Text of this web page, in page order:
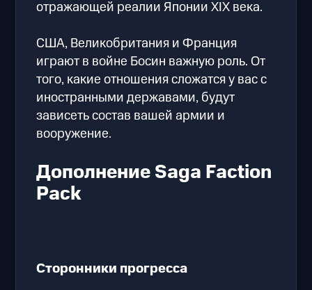
отражающей реалии Японии XIX века.
США, Великобритания и Франция
играют в войне Босин важную роль. От
того, какие отношения сложатся у вас с
иностранными державами, будут
зависеть состав вашей армии и
вооружение.
Дополнение Saga Faction
Pack
Сторонники прогресса